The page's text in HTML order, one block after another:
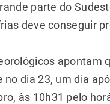
parte do
deve conseguir
apontam
no dia 23, um dia
às 10h31 pelo